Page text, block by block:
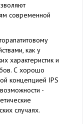
современной
как у
характеристик и
С хорошо
концепцией IPS
-
случаях.